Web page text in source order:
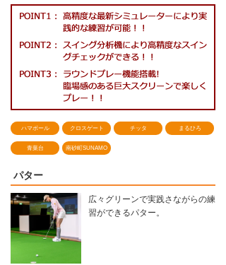
ハマボール クロスゲート チッタ まるひろ
青葉台 南砂町SUNAMO
パター
広々グリーンで実践さながらの練
習ができるパター。